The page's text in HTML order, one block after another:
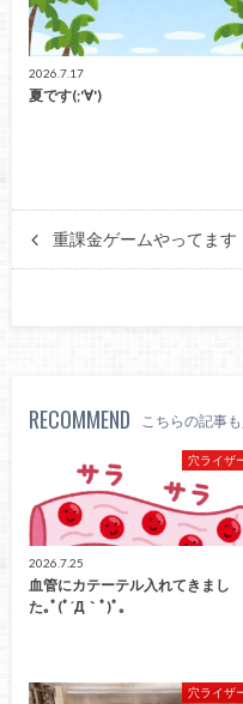
2026.7.17
夏です(;'∀')
重課金ゲームやってます
RECOMMEND こちらの記事も
穴ライザ
2026.7.25
血管にカテーテル入れてきまし
た｡ﾟ(ﾟ´Д｀ﾟ)ﾟ｡
穴ライザ